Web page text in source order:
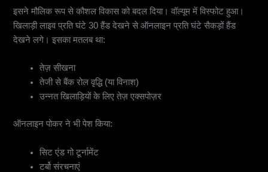
इसने मौलिक रूप से कौशल विकास को बदल दिया। वॉल्यूम में विस्फोट हुआ।
खिलाड़ी लाइव प्रति घंटे 30 हैंड देखने से ऑनलाइन प्रति घंटे सैकड़ों हैंड
देखने लगे। इसका मतलब था:
तेज़ सीखना
तेजी से बैंक रोल वृद्धि (या विनाश)
उन्नत खिलाड़ियों के लिए तेज़ एक्सपोज़र
ऑनलाइन पोकर ने भी पेश किया:
सिट एंड गो टूर्नामेंट
टर्बो संरचनाएं